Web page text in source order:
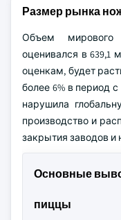
Размер рынка
Объем
оценивался в 639,1
оценкам, будет
более 6% в период с
нарушила
производство и
закрытия заводов и
Основные
пиццы